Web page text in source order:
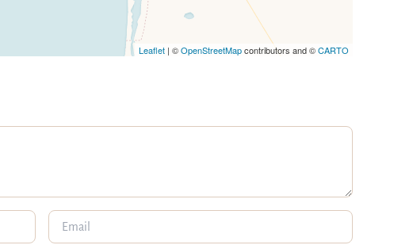
Leaflet | ©OpenStreetMapcontributors and ©CARTO